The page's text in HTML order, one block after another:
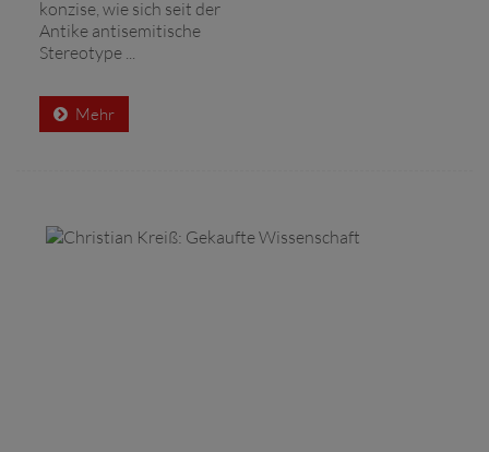
konzise, wie sich seit der
Antike antisemitische
Stereotype ...
Mehr